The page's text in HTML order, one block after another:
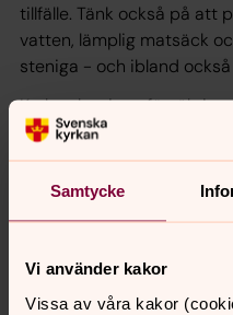
Samtycke
Vi använder kakor
Vissa av våra kakor
tillfälle. Tänk också på att
vatten, lämplig matsäck
steniga - och ibland
Kyrkan har inga
Här ser du bilder från